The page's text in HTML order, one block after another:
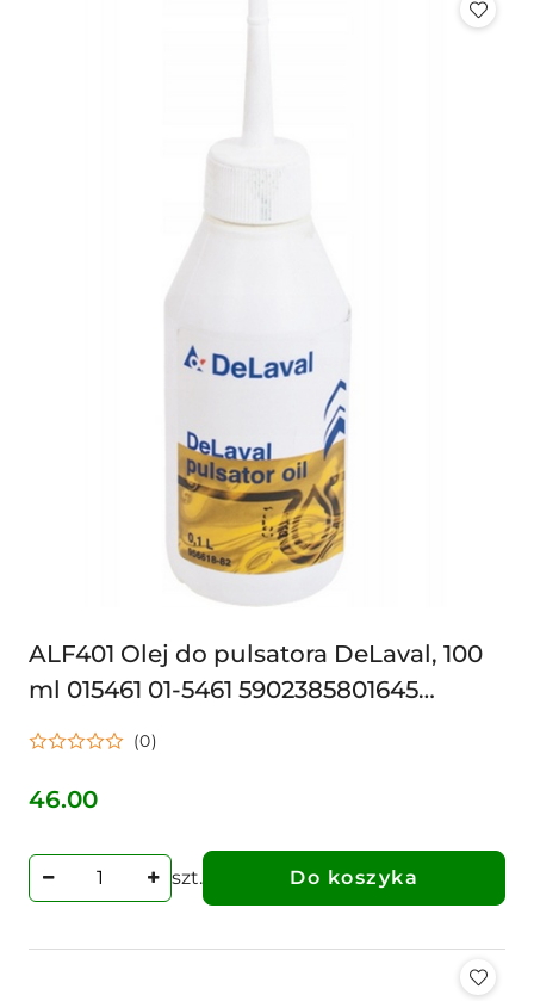
ALF401 Olej do pulsatora DeLaval, 100
ml 015461 01-5461 5902385801645
648ALF401
(0)
Cena:
46.00
szt. Do koszyka